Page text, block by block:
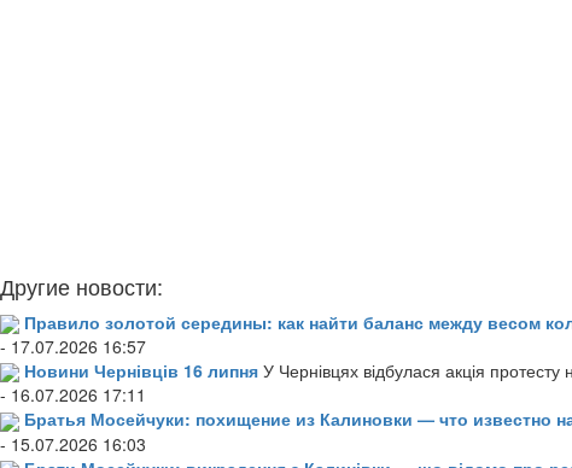
Другие новости:
Правило золотой середины: как найти баланс между весом
- 17.07.2026 16:57
Новини Чернівців 16 липня У Чернівцях відбулася акція
- 16.07.2026 17:11
Братья Мосейчуки: похищение из Калиновки — что известно
- 15.07.2026 16:03